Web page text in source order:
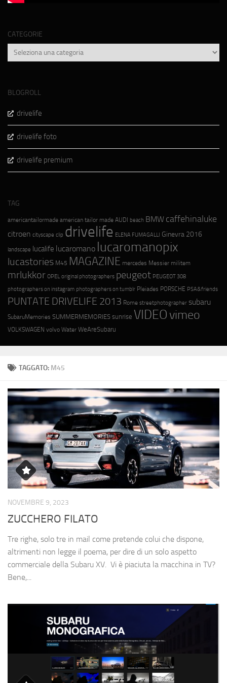
TAGGATO: M45
NOVEMBRE 9, 2023
ZUCCHERO FILATO
Tre righe, solo tre in mail come pretende colui che dispone,
altrimenti non legge il poema, per dire di un solo aspetto
commerciale della Subaru XV. Vi è piaciuta la macchina in TV?
Bene,...
CATEGORIE
Categorie
BLOGROLL
drivelife
drivelife foto
drivelife premium
TAG
americantailormade american tailor made AUDI beach BMW caffehinaluke
citroen cityscape clip drivelife ELENA FUMAGALLI Ginevra 2016
landscape lucalife lucaromano lucaromanopix
lucastories M45 MAGAZINE mercedes Messier militem
mrlukkor OPEL original photographers peugeot PEUGEOT 308
photographers on instagram photographers on tumblr Pleiades PORSCHE PSA&friends
PUNTATE DRIVELIFE 2013 Rome streetphotographer subaru
SubaruMemories SUMMERMEMORIES sunrise VIDEOvimeo
VOLKSWAGEN volvo Water WeAreSubaru